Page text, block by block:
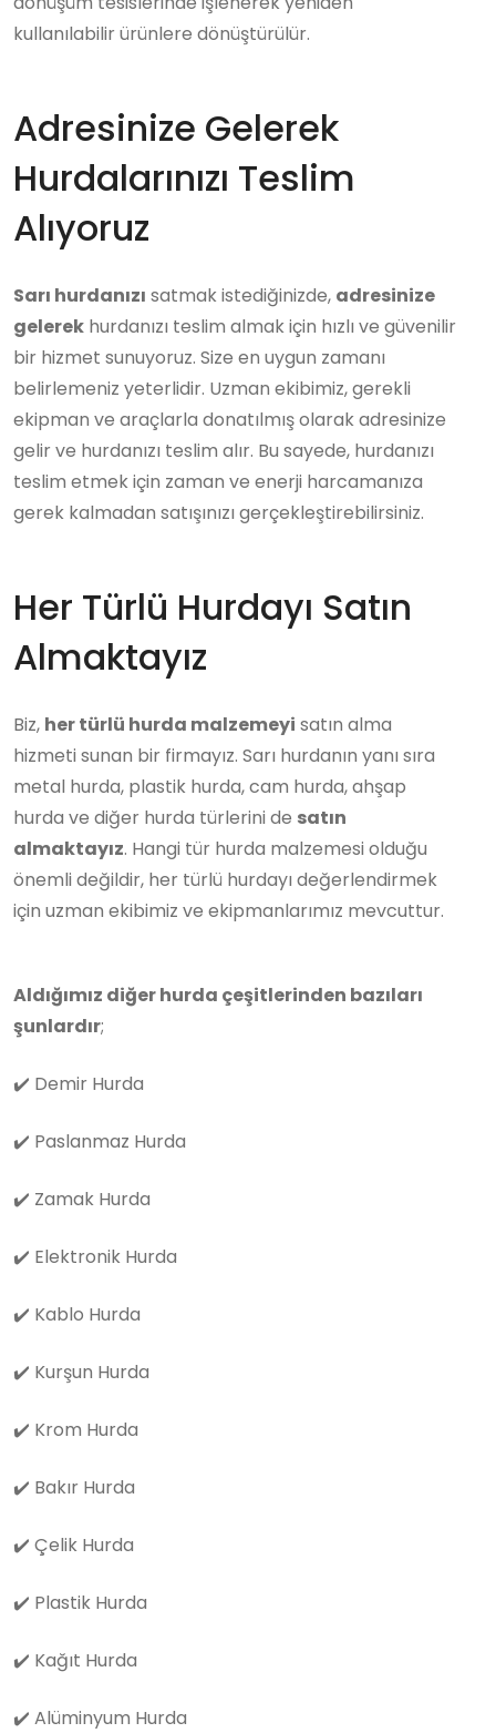
kullanılabilir ürünlere dönüştürülür.
Adresinize Gelerek
Hurdalarınızı Teslim
Alıyoruz
Sarı hurdanızı satmak istediğinizde, adresinize
gelerek hurdanızı teslim almak için hızlı ve güvenilir
bir hizmet sunuyoruz. Size en uygun zamanı
belirlemeniz yeterlidir. Uzman ekibimiz, gerekli
ekipman ve araçlarla donatılmış olarak adresinize
gelir ve hurdanızı teslim alır. Bu sayede, hurdanızı
teslim etmek için zaman ve enerji harcamanıza
gerek kalmadan satışınızı gerçekleştirebilirsiniz.
Her Türlü Hurdayı Satın
Almaktayız
Biz, her türlü hurda malzemeyi satın alma
hizmeti sunan bir firmayız. Sarı hurdanın yanı sıra
metal hurda, plastik hurda, cam hurda, ahşap
hurda ve diğer hurda türlerini de satın
almaktayız. Hangi tür hurda malzemesi olduğu
önemli değildir, her türlü hurdayı değerlendirmek
için uzman ekibimiz ve ekipmanlarımız mevcuttur.
Aldığımız diğer hurda çeşitlerinden bazıları
şunlardır;
✔️ Demir Hurda
✔️ Paslanmaz Hurda
✔️ Zamak Hurda
✔️ Elektronik Hurda
✔️ Kablo Hurda
✔️ Kurşun Hurda
✔️ Krom Hurda
✔️ Bakır Hurda
✔️ Çelik Hurda
✔️ Plastik Hurda
✔️ Kağıt Hurda
✔️ Alüminyum Hurda